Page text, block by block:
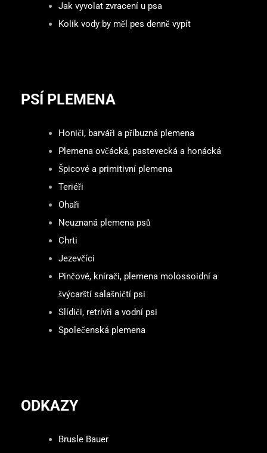
Jak vyvolat zvracení u psa
Kolik vody by měl pes denně vypít
PSÍ PLEMENA
Honiči, barváři a příbuzná plemena
Plemena ovčácká, pastevecká a honácká
Špicové a primitivní plemena
Teriéři
Ohaři
Neuznaná plemena psů
Chrti
Jezevčíci
Pinčové, knírači, plemena molossoidní a
švýcarští salašničtí psi
Slídiči, retrívři a vodní psi
Společenská plemena
ODKAZY
Brusle Bauer